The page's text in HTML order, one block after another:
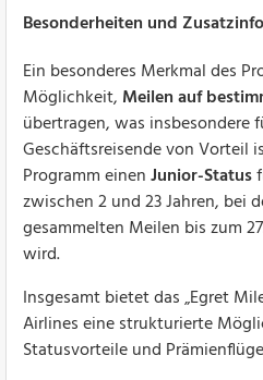
Besonderheiten und
Ein besonderes Merkmal des
Möglichkeit, Meilen auf
übertragen, was insbesondere
Geschäftsreisende von Vorteil
Programm einenJunior-Status
zwischen 2 und 23 Jahren, bei
gesammelten Meilen bis zum
wird.
Insgesamt bietet das „Egret
Airlines eine strukturierte
Statusvorteile und